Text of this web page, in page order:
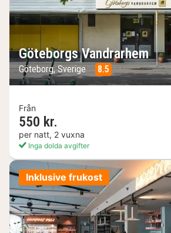
Göteborgs Vandrarhem
Göteborg, Sverige 8.5
Från
550 kr.
per natt, 2 vuxna
Inga dolda avgifter
Inklusive frukost